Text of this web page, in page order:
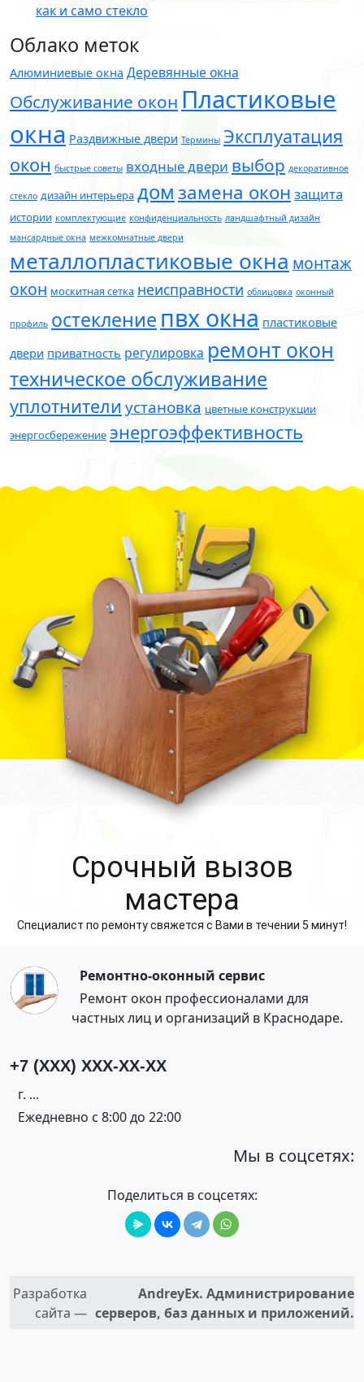
как и само стекло
Облако меток
Алюминиевые окна Деревянные окна
Обслуживание окон Пластиковые
окна Раздвижные двери Термины Эксплуатация
окон быстрые советы входные двери выбор декоративное
стекло дизайн интерьера домзамена окон защита
истории комплектующие конфиденциальность ландшафтный дизайн
мансардные окна межкомнатные двери
металлопластиковые окна монтаж
окон москитная сетка неисправности облицовка оконный
профиль остекление пвх окна пластиковые
двери приватность регулировка ремонт окон
техническое обслуживание
уплотнители установка цветные конструкции
энергосбережение энергоэффективность
Cрочный вызов
мастера
Специалист по ремонту свяжется с Вами в течении 5 минут!
Ремонтно-оконный сервис
Ремонт окон профессионалами для
частных лиц и организаций в Краснодаре.
+7 (XXX) XXX-XX-XX
г. ...
Ежедневно с 8:00 до 22:00
Мы в соцсетях:
Поделиться в соцсетях:
Разработка
сайта —
AndreyEx. Администрирование
серверов, баз данных и приложений.